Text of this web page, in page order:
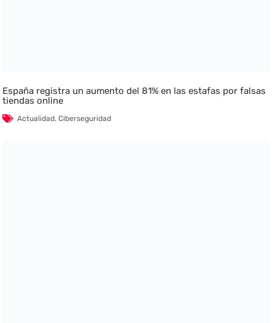
España registra un aumento del 81% en las estafas por falsas
tiendas online
Actualidad,Ciberseguridad